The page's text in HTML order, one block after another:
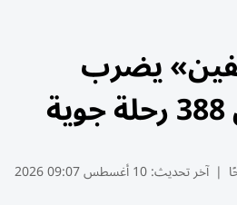
يضرب
| آخر تحديث:10 أغسطس 09:07 2026